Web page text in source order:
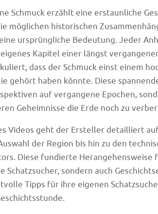
Schmuck erzählt eine erstaunliche
möglichen historischen
ursprüngliche Bedeutung. Jeder
Kapitel einer längst
dass der Schmuck einst einem
gehört haben könnte. Diese
auf vergangene Epochen,
Geheimnisse die Erde noch zu
Videos geht der Ersteller detailliert
der Region bis hin zu den
Diese fundierte Herangehensweise
Schatzsucher, sondern auch
Tipps für ihre eigenen